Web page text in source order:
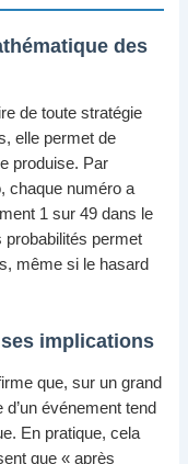
des
de toute stratégie
elle permet de
produise. Par
chaque numéro a
1 sur 49 dans le
permet
même si le hasard
implications
que, sur un grand
événement tend
En pratique, cela
que « après